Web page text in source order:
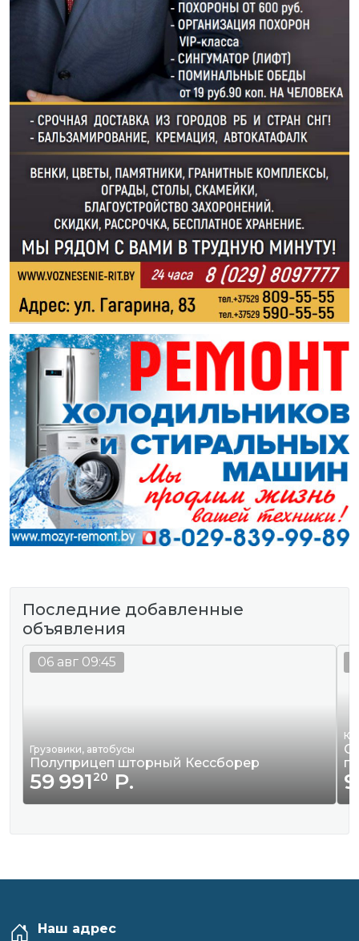
Последние добавленные
объявления
Грузовики, автобусы
Полуприцеп шторный Кессборер
59 99120 Р.
06 авг 09:45
Наш адрес